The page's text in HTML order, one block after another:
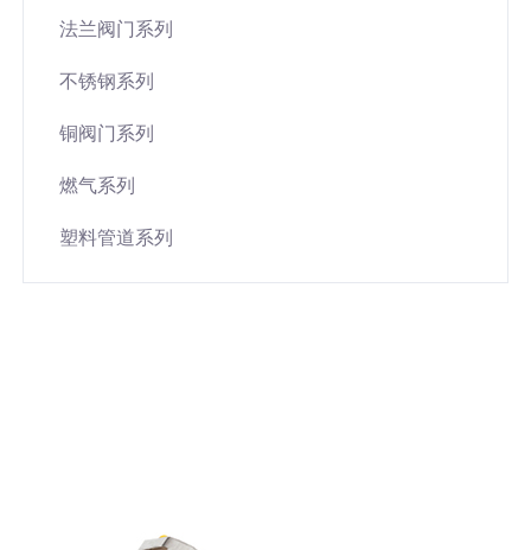
法兰阀门系列
不锈钢系列
铜阀门系列
燃气系列
塑料管道系列